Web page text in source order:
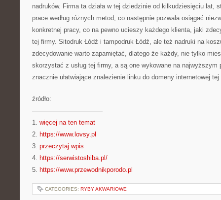
nadruków. Firma ta działa w tej dziedzinie od kilkudziesięciu lat,
prace według różnych metod, co następnie pozwala osiągać
konkretnej pracy, co na pewno ucieszy każdego klienta, jaki
tej firmy. Sitodruk Łódź i tampodruk Łódź, ale też nadruki na
zdecydowanie warto zapamiętać, dlatego że każdy, nie tylko
skorzystać z usług tej firmy, a są one wykowane na najwyższym
znacznie ułatwiające znalezienie linku do domeny internetowej tej
źródło:
———————————
1. więcej na ten temat
2. https://www.lovsy.pl
3. przeczytaj wpis
4. https://serwistoshiba.pl/
5. https://www.przewodnikporodo.pl
CATEGORIES: RYBY AKWARIOWE